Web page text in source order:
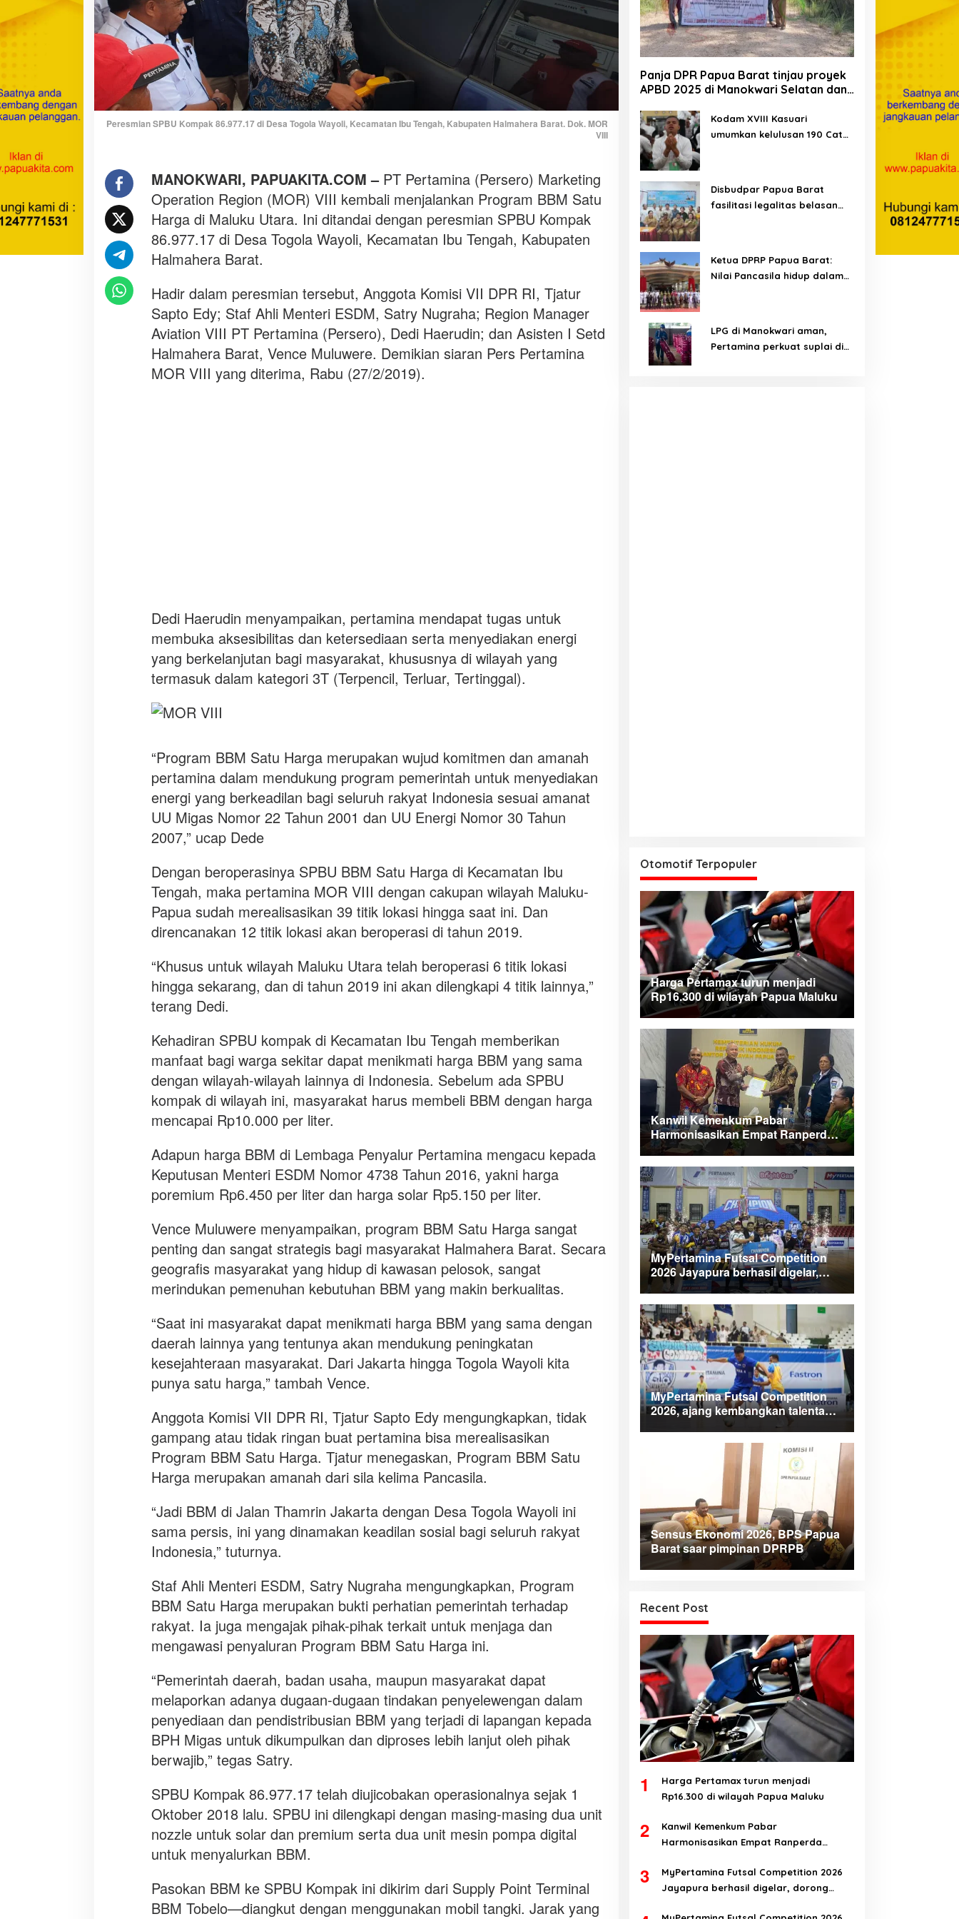
a
h
e
a
r
Peresmian SPBU Kompak 86.977.17 di Desa Togola Wayoli, Kecamatan Ibu Tengah, Kabupaten Halmahera Barat. Dok. MOR
VIII
MANOKWARI, PAPUAKITA.COM – PT Pertamina (Persero) Marketing
Operation Region (MOR) VIII kembali menjalankan Program BBM Satu
Harga di Maluku Utara. Ini ditandai dengan peresmian SPBU Kompak
86.977.17 di Desa Togola Wayoli, Kecamatan Ibu Tengah, Kabupaten
Halmahera Barat.
Hadir dalam peresmian tersebut, Anggota Komisi VII DPR RI, Tjatur
Sapto Edy; Staf Ahli Menteri ESDM, Satry Nugraha; Region Manager
Aviation VIII PT Pertamina (Persero), Dedi Haerudin; dan Asisten I Setd
Halmahera Barat, Vence Muluwere. Demikian siaran Pers Pertamina
MOR VIII yang diterima, Rabu (27/2/2019).
Dedi Haerudin menyampaikan, pertamina mendapat tugas untuk
membuka aksesibilitas dan ketersediaan serta menyediakan energi
yang berkelanjutan bagi masyarakat, khususnya di wilayah yang
termasuk dalam kategori 3T (Terpencil, Terluar, Tertinggal).
“Program BBM Satu Harga merupakan wujud komitmen dan amanah
pertamina dalam mendukung program pemerintah untuk menyediakan
energi yang berkeadilan bagi seluruh rakyat Indonesia sesuai amanat
UU Migas Nomor 22 Tahun 2001 dan UU Energi Nomor 30 Tahun
2007,” ucap Dede
Dengan beroperasinya SPBU BBM Satu Harga di Kecamatan Ibu
Tengah, maka pertamina MOR VIII dengan cakupan wilayah Maluku-
Papua sudah merealisasikan 39 titik lokasi hingga saat ini. Dan
direncanakan 12 titik lokasi akan beroperasi di tahun 2019.
“Khusus untuk wilayah Maluku Utara telah beroperasi 6 titik lokasi
hingga sekarang, dan di tahun 2019 ini akan dilengkapi 4 titik lainnya,”
terang Dedi.
Kehadiran SPBU kompak di Kecamatan Ibu Tengah memberikan
manfaat bagi warga sekitar dapat menikmati harga BBM yang sama
dengan wilayah-wilayah lainnya di Indonesia. Sebelum ada SPBU
kompak di wilayah ini, masyarakat harus membeli BBM dengan harga
mencapai Rp10.000 per liter.
Adapun harga BBM di Lembaga Penyalur Pertamina mengacu kepada
Keputusan Menteri ESDM Nomor 4738 Tahun 2016, yakni harga
poremium Rp6.450 per liter dan harga solar Rp5.150 per liter.
Vence Muluwere menyampaikan, program BBM Satu Harga sangat
penting dan sangat strategis bagi masyarakat Halmahera Barat. Secara
geografis masyarakat yang hidup di kawasan pelosok, sangat
merindukan pemenuhan kebutuhan BBM yang makin berkualitas.
“Saat ini masyarakat dapat menikmati harga BBM yang sama dengan
daerah lainnya yang tentunya akan mendukung peningkatan
kesejahteraan masyarakat. Dari Jakarta hingga Togola Wayoli kita
punya satu harga,” tambah Vence.
Anggota Komisi VII DPR RI, Tjatur Sapto Edy mengungkapkan, tidak
gampang atau tidak ringan buat pertamina bisa merealisasikan
Program BBM Satu Harga. Tjatur menegaskan, Program BBM Satu
Harga merupakan amanah dari sila kelima Pancasila.
“Jadi BBM di Jalan Thamrin Jakarta dengan Desa Togola Wayoli ini
sama persis, ini yang dinamakan keadilan sosial bagi seluruh rakyat
Indonesia,” tuturnya.
Staf Ahli Menteri ESDM, Satry Nugraha mengungkapkan, Program
BBM Satu Harga merupakan bukti perhatian pemerintah terhadap
rakyat. Ia juga mengajak pihak-pihak terkait untuk menjaga dan
mengawasi penyaluran Program BBM Satu Harga ini.
“Pemerintah daerah, badan usaha, maupun masyarakat dapat
melaporkan adanya dugaan-dugaan tindakan penyelewengan dalam
penyediaan dan pendistribusian BBM yang terjadi di lapangan kepada
BPH Migas untuk dikumpulkan dan diproses lebih lanjut oleh pihak
berwajib,” tegas Satry.
SPBU Kompak 86.977.17 telah diujicobakan operasionalnya sejak 1
Oktober 2018 lalu. SPBU ini dilengkapi dengan masing-masing dua unit
nozzle untuk solar dan premium serta dua unit mesin pompa digital
untuk menyalurkan BBM.
Pasokan BBM ke SPBU Kompak ini dikirim dari Supply Point Terminal
BBM Tobelo—diangkut dengan menggunakan mobil tangki. Jarak yang
Panja DPR Papua Barat tinjau proyek
APBD 2025 di Manokwari Selatan dan
Kodam XVIII Kasuari
umumkan kelulusan 190 Cata
Disbudpar Papua Barat
fasilitasi legalitas belasan
Ketua DPRP Papua Barat:
Nilai Pancasila hidup dalam
LPG di Manokwari aman,
Pertamina perkuat suplai di
Otomotif Terpopuler
Harga Pertamax turun menjadi
Rp16.300 di wilayah Papua Maluku
Kanwil Kemenkum Pabar
Harmonisasikan Empat Ranperda
Kabupaten Teluk Wondama
MyPertamina Futsal Competition
2026 Jayapura berhasil digelar,
dorong talenta muda berprestasi
MyPertamina Futsal Competition
2026, ajang kembangkan talenta
muda dan berdayakan UMKM lokal
Sensus Ekonomi 2026, BPS Papua
Barat saar pimpinan DPRPB
Recent Post
1
Harga Pertamax turun menjadi
Rp16.300 di wilayah Papua Maluku
2
Kanwil Kemenkum Pabar
Harmonisasikan Empat Ranperda
3
MyPertamina Futsal Competition 2026
Jayapura berhasil digelar, dorong